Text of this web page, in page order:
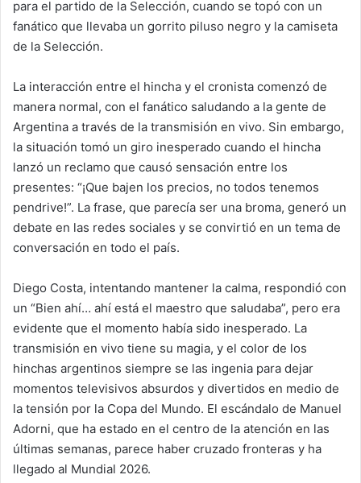
para el partido de la Selección, cuando se topó con un
fanático que llevaba un gorrito piluso negro y la camiseta
de la Selección.
La interacción entre el hincha y el cronista comenzó de
manera normal, con el fanático saludando a la gente de
Argentina a través de la transmisión en vivo. Sin embargo,
la situación tomó un giro inesperado cuando el hincha
lanzó un reclamo que causó sensación entre los
presentes: “¡Que bajen los precios, no todos tenemos
pendrive!”. La frase, que parecía ser una broma, generó un
debate en las redes sociales y se convirtió en un tema de
conversación en todo el país.
Diego Costa, intentando mantener la calma, respondió con
un “Bien ahí… ahí está el maestro que saludaba”, pero era
evidente que el momento había sido inesperado. La
transmisión en vivo tiene su magia, y el color de los
hinchas argentinos siempre se las ingenia para dejar
momentos televisivos absurdos y divertidos en medio de
la tensión por la Copa del Mundo. El escándalo de Manuel
Adorni, que ha estado en el centro de la atención en las
últimas semanas, parece haber cruzado fronteras y ha
llegado al Mundial 2026.